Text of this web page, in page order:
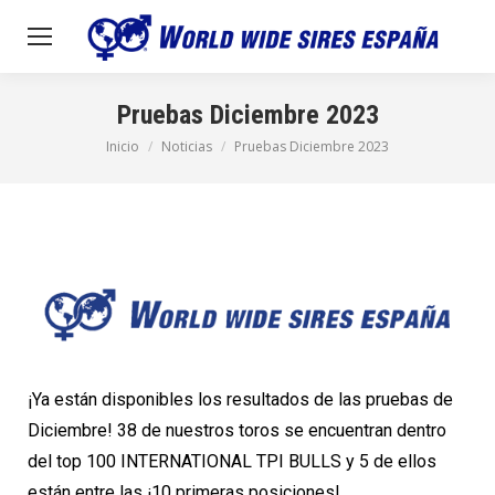
Pruebas Diciembre 2023
Estás aquí:
Inicio Noticias Pruebas Diciembre 2023
¡Ya están disponibles los resultados de las pruebas de
Diciembre! 38 de nuestros toros se encuentran dentro
del top 100 INTERNATIONAL TPI BULLS y 5 de ellos